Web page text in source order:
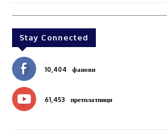
Stay Connected
10,404 фанови
61,453 претплатници